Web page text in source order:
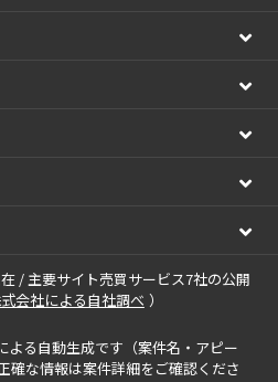
/ 主要サイト売買サービス7社の公開
会社による自社調べ ）
よる自動生成です（案件名・アピー
確な情報は案件詳細をご確認くださ